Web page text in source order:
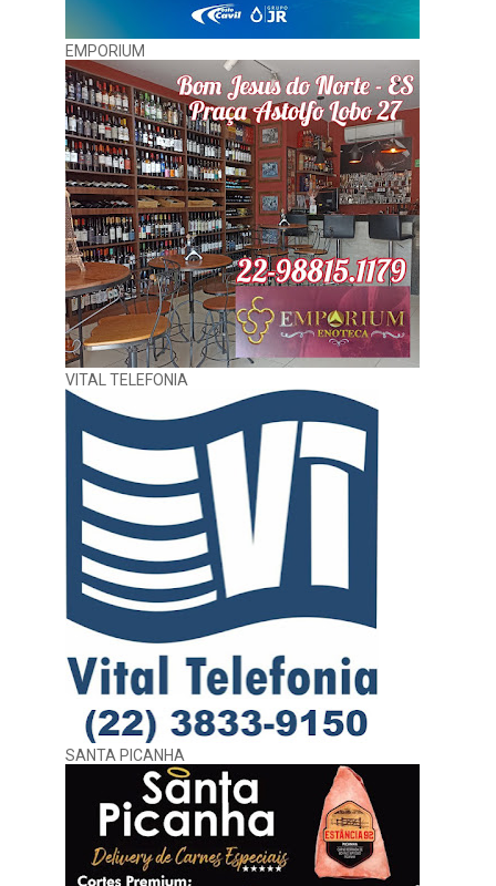
EMPORIUM
VITAL TELEFONIA
SANTA PICANHA